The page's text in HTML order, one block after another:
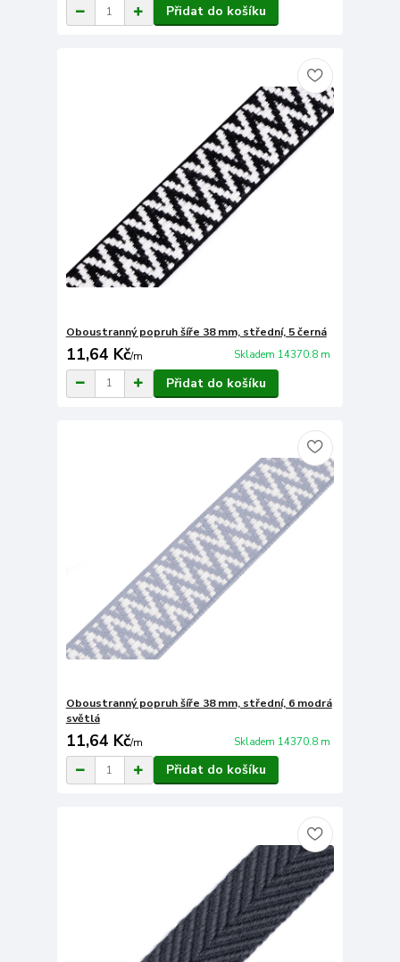
Přidat do košíku
Oboustranný popruh šíře 38 mm, střední, 5 černá
11,64 Kč/m Skladem 14370.8 m
Přidat do košíku
Oboustranný popruh šíře 38 mm, střední, 6 modrá
světlá
11,64 Kč/m Skladem 14370.8 m
Přidat do košíku